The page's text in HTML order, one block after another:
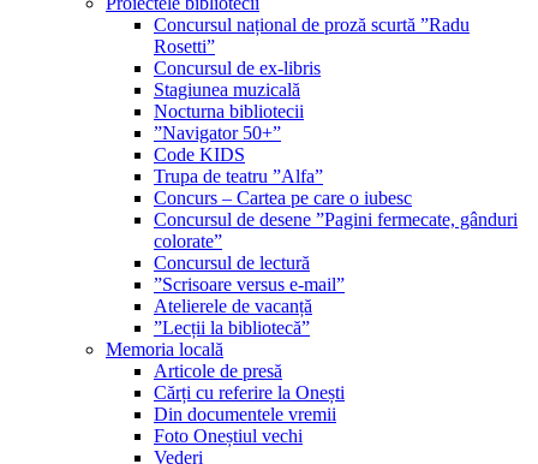
Concursul național de proză scurtă ”Radu
Rosetti”
Concursul de ex-libris
Stagiunea muzicală
Nocturna bibliotecii
”Navigator 50+”
Code KIDS
Trupa de teatru ”Alfa”
Concurs – Cartea pe care o iubesc
Concursul de desene ”Pagini fermecate, gânduri
colorate”
Concursul de lectură
”Scrisoare versus e-mail”
Atelierele de vacanță
”Lecții la bibliotecă”
Memoria locală
Articole de presă
Cărți cu referire la Onești
Din documentele vremii
Foto Oneștiul vechi
Vederi